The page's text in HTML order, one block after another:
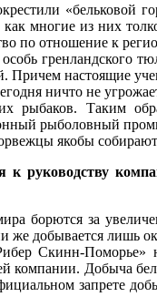
«бельковой
многие из них
по отношение к
гренландского
настоящие
ничто не
рыбаков. Таким
рыболовный
якобы
к руководству
борются за
же добывается лишь
Скинн-Поморье»
компании. Добыча
запрете